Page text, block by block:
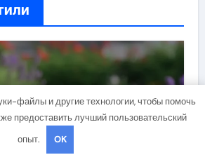
файлы и другие технологии, чтобы помочь
предоставить лучший пользовательский
опыт.
OK